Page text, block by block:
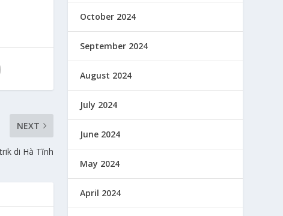
NEXT
di Hà Tĩnh
October 2024
September 2024
August 2024
July 2024
June 2024
May 2024
April 2024